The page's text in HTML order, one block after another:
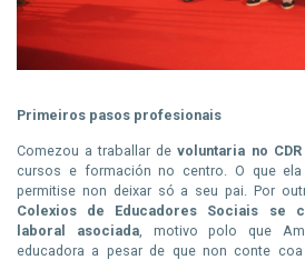
Primeiros pasos profesionais
Comezou a traballar devoluntaria no CDR
cursos e formación no centro. O que
permitise non deixar só a seu pai. Por
Colexios de Educadores Sociais se
laboral asociada, motivo polo que
educadora a pesar de que non conte coa